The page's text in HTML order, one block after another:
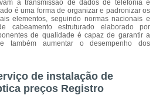
a transmissão de dados de telefonia e
é uma forma de organizar e padronizar os
elementos, seguindo normas nacionais e
cabeamento estruturado elaborado por
de qualidade é capaz de garantir a
também aumentar o desempenho dos
de instalação de
preços Registro